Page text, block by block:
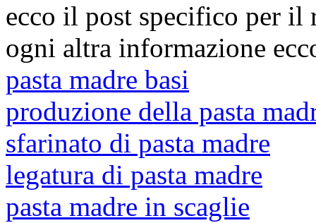
ecco il post specifico per il
ogni altra informazione
pasta madre basi
produzione della pasta
sfarinato di pasta madre
legatura di pasta madre
pasta madre in scaglie